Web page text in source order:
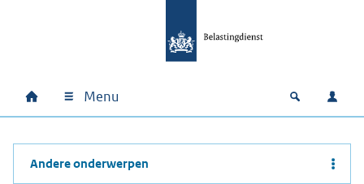
Hoofdnavigatie
Home Menu Open
Andere onderwerpen